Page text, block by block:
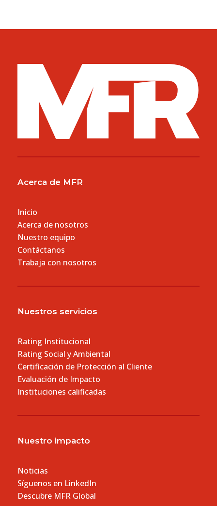
Acerca de MFR
Inicio
Acerca de nosotros
Nuestro equipo
Contáctanos
Trabaja con nosotros
Nuestros servicios
Rating Institucional
Rating Social y Ambiental
Certificación de Protección al Cliente
Evaluación de Impacto
Instituciones calificadas
Nuestro impacto
Noticias
Síguenos en LinkedIn
Descubre MFR Global